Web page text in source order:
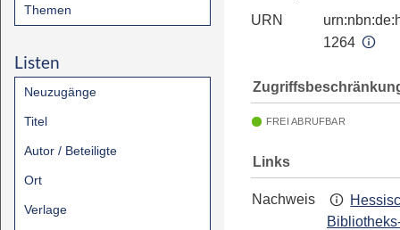
Themen
Listen
Neuzugänge
Titel
Autor / Beteiligte
Ort
Verlage
URN
1264
FREI ABRUFBAR
Links
Nachweis